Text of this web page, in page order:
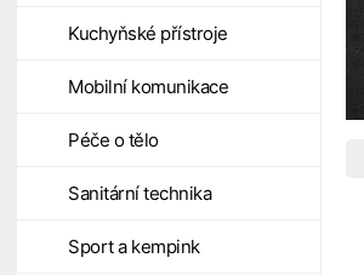
Kuchyňské přístroje
Mobilní komunikace
Péče o tělo
Sanitární technika
Sport a kempink